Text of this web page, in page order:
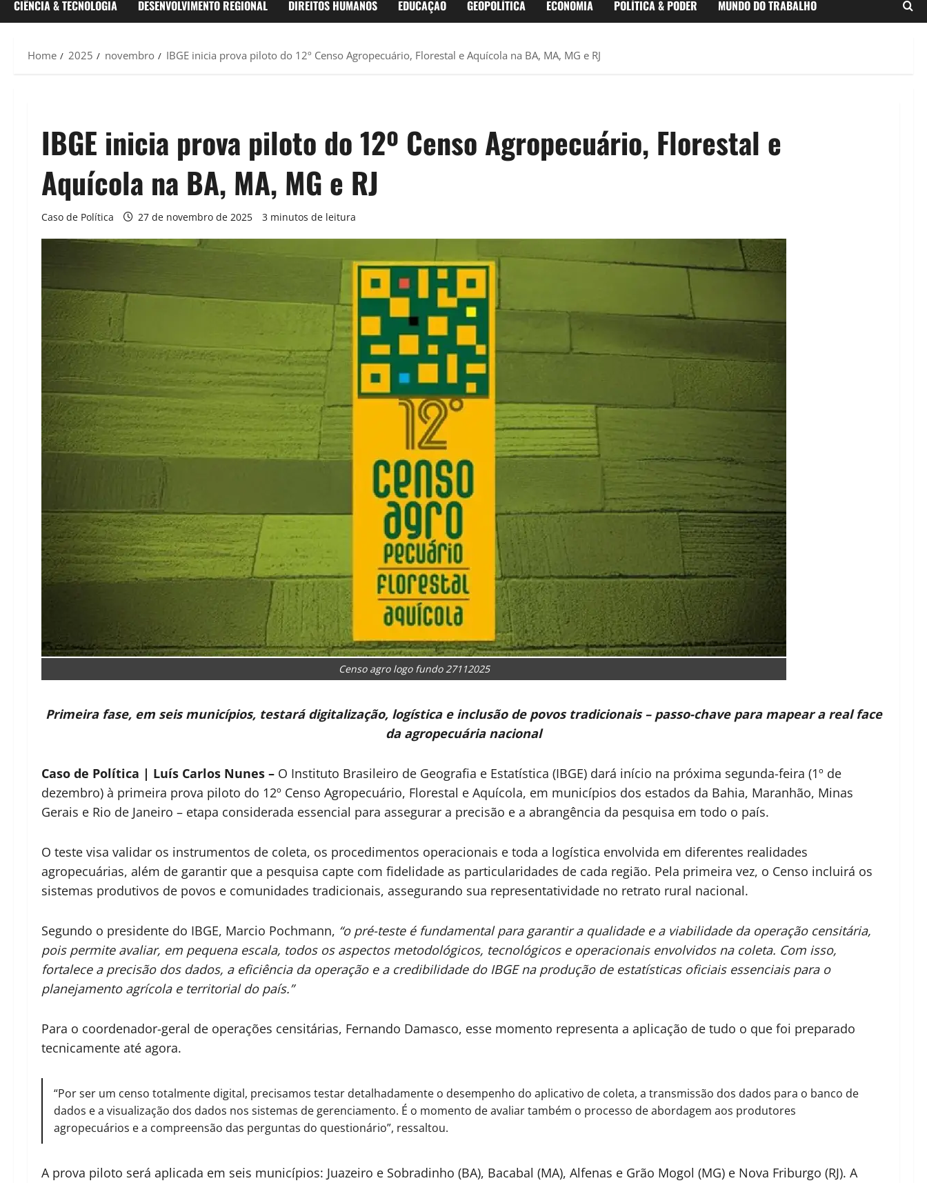
CIÊNCIA & TECNOLOGIA DESENVOLVIMENTO REGIONAL DIREITOS HUMANOS EDUCAÇÃO GEOPOLÍTICA ECONOMIA POLÍTICA & PODER MUNDO DO TRABALHO
Home 2025 novembro IBGE inicia prova piloto do 12º Censo Agropecuário, Florestal e Aquícola na BA, MA, MG e RJ
IBGE inicia prova piloto do 12º Censo Agropecuário, Florestal e
Aquícola na BA, MA, MG e RJ
Caso de Política 27 de novembro de 2025 3 minutos de leitura
Censo agro logo fundo 27112025
Primeira fase, em seis municípios, testará digitalização, logística e inclusão de povos tradicionais – passo-chave para mapear a real face
da agropecuária nacional
Caso de Política | Luís Carlos Nunes – O Instituto Brasileiro de Geografia e Estatística (IBGE) dará início na próxima segunda-feira (1º de
dezembro) à primeira prova piloto do 12º Censo Agropecuário, Florestal e Aquícola, em municípios dos estados da Bahia, Maranhão, Minas
Gerais e Rio de Janeiro – etapa considerada essencial para assegurar a precisão e a abrangência da pesquisa em todo o país.
O teste visa validar os instrumentos de coleta, os procedimentos operacionais e toda a logística envolvida em diferentes realidades
agropecuárias, além de garantir que a pesquisa capte com fidelidade as particularidades de cada região. Pela primeira vez, o Censo incluirá os
sistemas produtivos de povos e comunidades tradicionais, assegurando sua representatividade no retrato rural nacional.
Segundo o presidente do IBGE, Marcio Pochmann, “o pré-teste é fundamental para garantir a qualidade e a viabilidade da operação censitária,
pois permite avaliar, em pequena escala, todos os aspectos metodológicos, tecnológicos e operacionais envolvidos na coleta. Com isso,
fortalece a precisão dos dados, a eficiência da operação e a credibilidade do IBGE na produção de estatísticas oficiais essenciais para o
planejamento agrícola e territorial do país.”
Para o coordenador-geral de operações censitárias, Fernando Damasco, esse momento representa a aplicação de tudo o que foi preparado
tecnicamente até agora.
“Por ser um censo totalmente digital, precisamos testar detalhadamente o desempenho do aplicativo de coleta, a transmissão dos dados para o banco de
dados e a visualização dos dados nos sistemas de gerenciamento. É o momento de avaliar também o processo de abordagem aos produtores
agropecuários e a compreensão das perguntas do questionário”, ressaltou.
A prova piloto será aplicada em seis municípios: Juazeiro e Sobradinho (BA), Bacabal (MA), Alfenas e Grão Mogol (MG) e Nova Friburgo (RJ). A